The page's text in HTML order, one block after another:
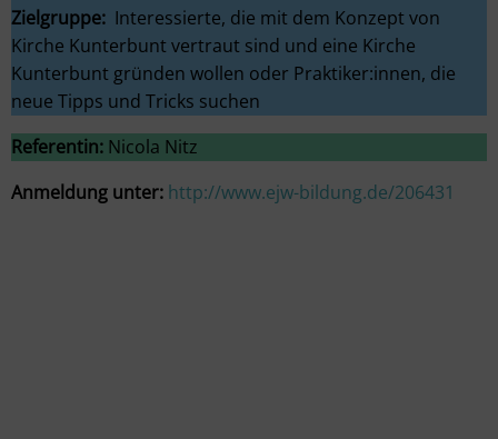
Zielgruppe: Interessierte, die mit dem Konzept von
Kirche Kunterbunt vertraut sind und eine Kirche
Kunterbunt gründen wollen oder Praktiker:innen, die
neue Tipps und Tricks suchen
Referentin: Nicola Nitz
Anmeldung unter: http://www.ejw-bildung.de/206431